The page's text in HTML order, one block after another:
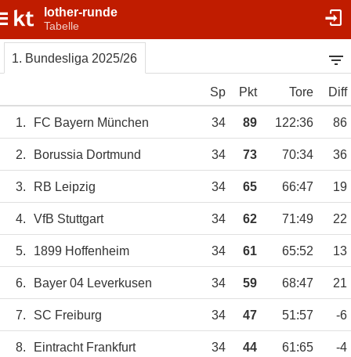
lother-runde
Tabelle
1. Bundesliga 2025/26
Sp Pkt Tore Diff
1. FC Bayern München 34 89 122:36 86
2. Borussia Dortmund 34 73 70:34 36
3. RB Leipzig 34 65 66:47 19
4. VfB Stuttgart 34 62 71:49 22
5. 1899 Hoffenheim 34 61 65:52 13
6. Bayer 04 Leverkusen 34 59 68:47 21
7. SC Freiburg 34 47 51:57 -6
8. Eintracht Frankfurt 34 44 61:65 -4